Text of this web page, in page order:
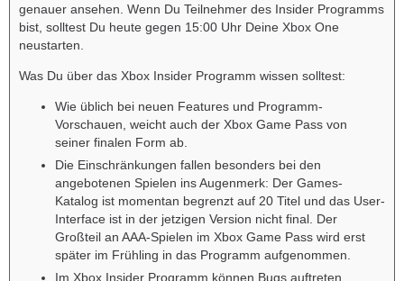
genauer ansehen. Wenn Du Teilnehmer des Insider Programms
bist, solltest Du heute gegen 15:00 Uhr Deine Xbox One
neustarten.
Was Du über das Xbox Insider Programm wissen solltest:
Wie üblich bei neuen Features und Programm-
Vorschauen, weicht auch der Xbox Game Pass von
seiner finalen Form ab.
Die Einschränkungen fallen besonders bei den
angebotenen Spielen ins Augenmerk: Der Games-
Katalog ist momentan begrenzt auf 20 Titel und das User-
Interface ist in der jetzigen Version nicht final. Der
Großteil an AAA-Spielen im Xbox Game Pass wird erst
später im Frühling in das Programm aufgenommen.
Im Xbox Insider Programm können Bugs auftreten.